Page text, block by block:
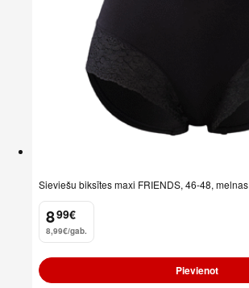
Sieviešu biksītes maxi FRIENDS, 46-48, melnas
8
. 99€
8,99€/gab.
Pievienot